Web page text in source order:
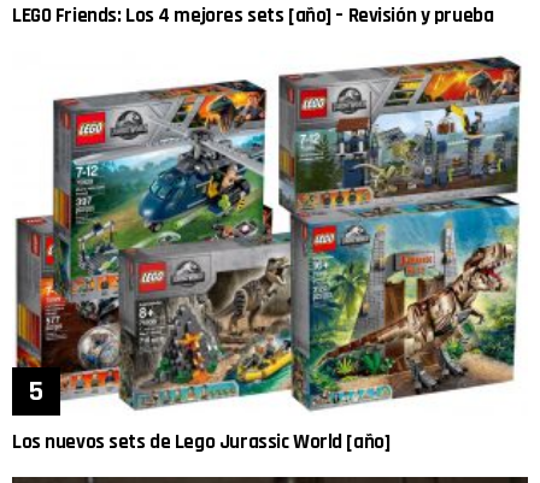
LEGO Friends: Los 4 mejores sets [año] – Revisión y prueba
Los nuevos sets de Lego Jurassic World [año]